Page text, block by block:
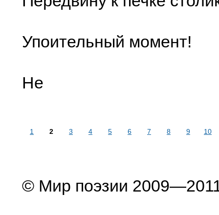
Упоительный момент!
Не
1 2 3 4 5 6 7 8 9 10
© Мир поэзии